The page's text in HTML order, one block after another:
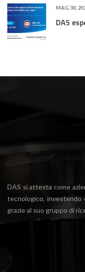
MAG 30,
DAS
DAS si attesta come
tecnologico, investendo
grazie al suo gruppo di